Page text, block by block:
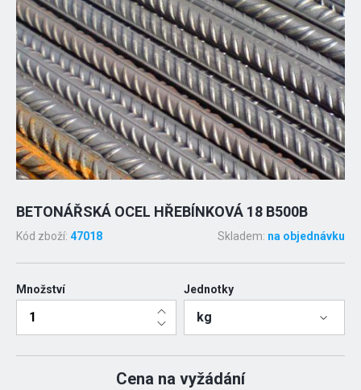
BETONÁŘSKÁ OCEL HŘEBÍNKOVÁ 18 B500B
Kód zboží: 47018 Skladem: na objednávku
Množství Jednotky
kg
Cena na vyžádání